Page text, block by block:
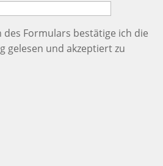
des Formulars bestätige ich die
gelesen und akzeptiert zu